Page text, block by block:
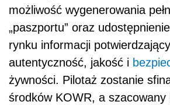
możliwość wygenerowania
„paszportu” oraz
rynku informacji
autentyczność, jakość i
żywności. Pilotaż zostanie
środków KOWR, a szacowany